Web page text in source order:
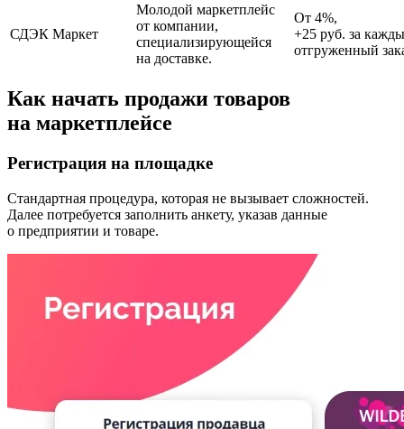
СДЭК Маркет
Молодой маркетплейс
от компании,
специализирующейся
на доставке.
От 4%,
+25 руб. за
отгруженный
Как начать продажи товаров
на маркетплейсе
Регистрация на площадке
Стандартная процедура, которая не вызывает сложностей.
Далее потребуется заполнить анкету, указав данные
о предприятии и товаре.